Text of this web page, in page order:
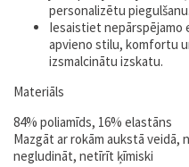
personalizētu piegulšanu.
Iesaistiet nepārspējamo
apvieno stilu, komfortu
izsmalcinātu izskatu.
Materiāls
84% poliamīds, 16% elastāns
Mazgāt ar rokām aukstā veidā,
negludināt, netīrīt ķīmiski